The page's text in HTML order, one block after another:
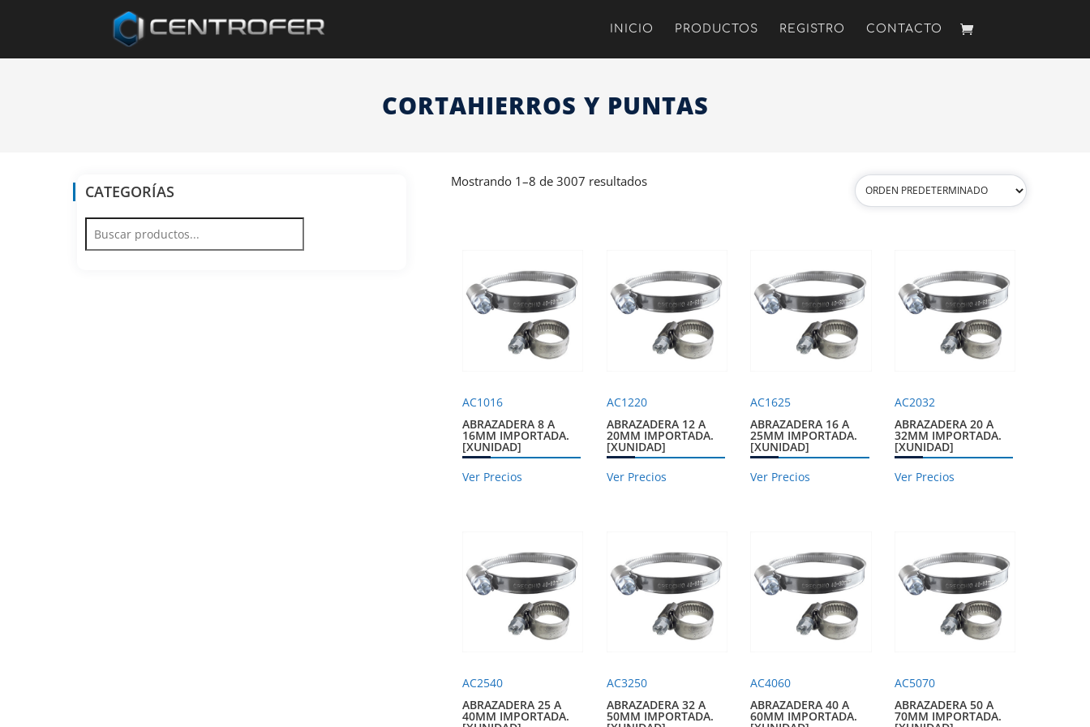
INICIO PRODUCTOS REGISTRO CONTACTO
CORTAHIERROS Y PUNTAS
CATEGORÍAS
Mostrando 1–8 de 3007 resultados
AC1016
ABRAZADERA 8 A
16MM IMPORTADA.
[XUNIDAD]
Ver Precios
AC1220
ABRAZADERA 12 A
20MM IMPORTADA.
[XUNIDAD]
Ver Precios
AC1625
ABRAZADERA 16 A
25MM IMPORTADA.
[XUNIDAD]
Ver Precios
AC2032
ABRAZADERA 20 A
32MM IMPORTADA.
[XUNIDAD]
Ver Precios
AC2540
ABRAZADERA 25 A
40MM IMPORTADA.
AC3250
ABRAZADERA 32 A
50MM IMPORTADA.
AC4060
ABRAZADERA 40 A
60MM IMPORTADA.
AC5070
ABRAZADERA 50 A
70MM IMPORTADA.